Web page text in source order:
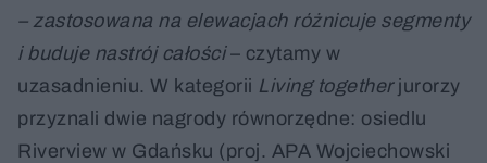
– zastosowana na elewacjach różnicuje segmenty
i buduje nastrój całości– czytamy w
uzasadnieniu. W kategorii Living togetherjurorzy
przyznali dwie nagrody równorzędne: osiedlu
Riverview w Gdańsku (proj. APA Wojciechowski